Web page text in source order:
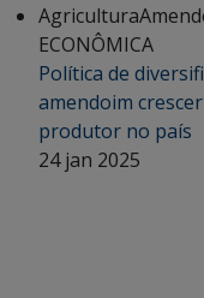
Agricultura
ECONÔMICA
Política de
amendoim
produtor no país
24 jan 2025